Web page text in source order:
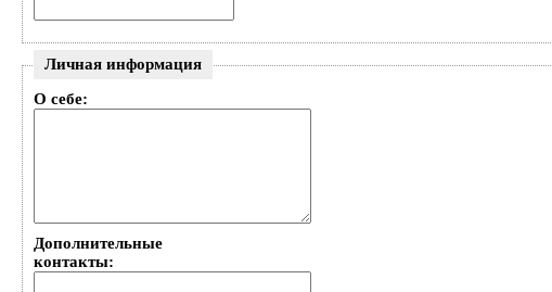
Личная информация
О себе:
Дополнительные
контакты: